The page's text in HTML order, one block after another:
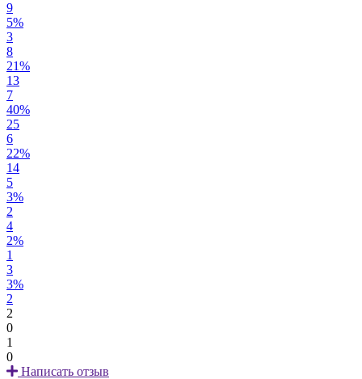
9
5%
3
8
21%
13
7
40%
25
6
22%
14
5
3%
2
4
2%
1
3
3%
2
2
0
1
0
Написать отзыв